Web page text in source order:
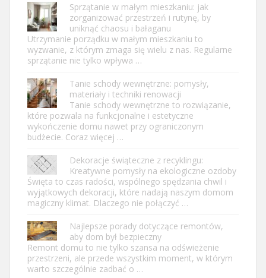
Sprzątanie w małym mieszkaniu: jak
zorganizować przestrzeń i rutynę, by
uniknąć chaosu i bałaganu
Utrzymanie porządku w małym mieszkaniu to
wyzwanie, z którym zmaga się wielu z nas. Regularne
sprzątanie nie tylko wpływa …
Tanie schody wewnętrzne: pomysły,
materiały i techniki renowacji
Tanie schody wewnętrzne to rozwiązanie,
które pozwala na funkcjonalne i estetyczne
wykończenie domu nawet przy ograniczonym
budżecie. Coraz więcej …
Dekoracje świąteczne z recyklingu:
Kreatywne pomysły na ekologiczne ozdoby
Święta to czas radości, wspólnego spędzania chwil i
wyjątkowych dekoracji, które nadają naszym domom
magiczny klimat. Dlaczego nie połączyć …
Najlepsze porady dotyczące remontów,
aby dom był bezpieczny
Remont domu to nie tylko szansa na odświeżenie
przestrzeni, ale przede wszystkim moment, w którym
warto szczególnie zadbać o …